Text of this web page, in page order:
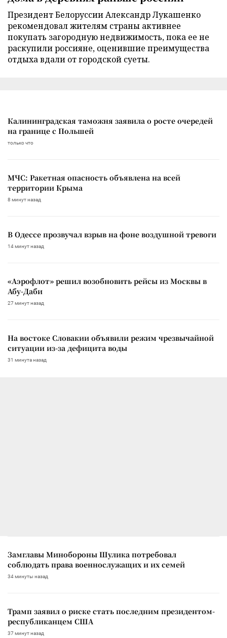
Президент Белоруссии Александр Лукашенко
рекомендовал жителям страны активнее
покупать загородную недвижимость, пока ее не
раскупили россияне, оценившие преимущества
отдыха вдали от городской суеты.
Калининградская таможня заявила о росте очередей
на границе с Польшей
только что
МЧС: Ракетная опасность объявлена на всей
территории Крыма
8 минут назад
В Одессе прозвучал взрыв на фоне воздушной тревоги
14 минут назад
«Аэрофлот» решил возобновить рейсы из Москвы в
Абу-Даби
27 минут назад
На востоке Словакии объявили режим чрезвычайной
ситуации из-за дефицита воды
31 минута назад
Замглавы Минобороны Шулика потребовал
соблюдать права военнослужащих и их семей
34 минуты назад
Трамп заявил о риске стать последним президентом-
республиканцем США
37 минут назад